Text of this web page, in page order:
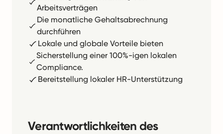
Arbeitsverträgen
Die monatliche Gehaltsabrechnung
durchführen
Lokale und globale Vorteile bieten
Sicherstellung einer 100%-igen lokalen
Compliance.
Bereitstellung lokaler HR-Unterstützung
Verantwortlichkeiten des